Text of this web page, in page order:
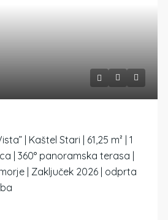
| Kaštel Stari | 61,25 m² | 1
| 360° panoramska terasa |
| Zaključek 2026 | odprta